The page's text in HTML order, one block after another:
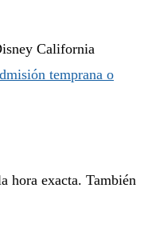
California
temprana o
hora exacta. También